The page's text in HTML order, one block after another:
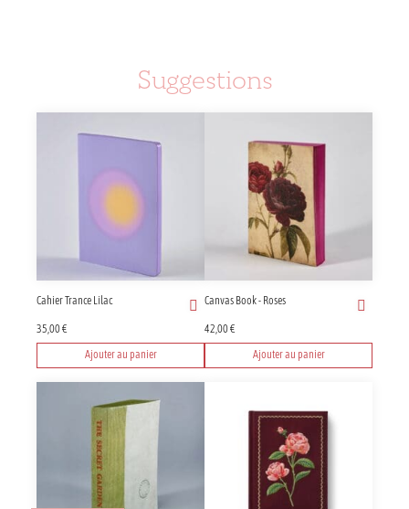
Suggestions
Cahier Trance Lilac
35,00€
Ajouter au panier
Canvas Book - Roses
42,00€
Ajouter au panier